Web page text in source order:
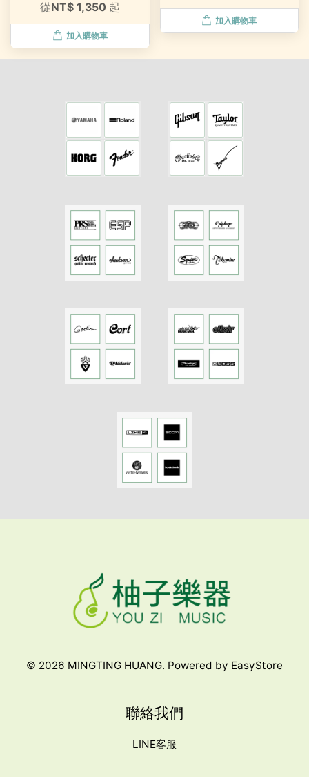
從NT$ 1,350 起
加入購物車
加入購物車
© 2026 MINGTING HUANG. Powered by EasyStore
聯絡我們
LINE客服